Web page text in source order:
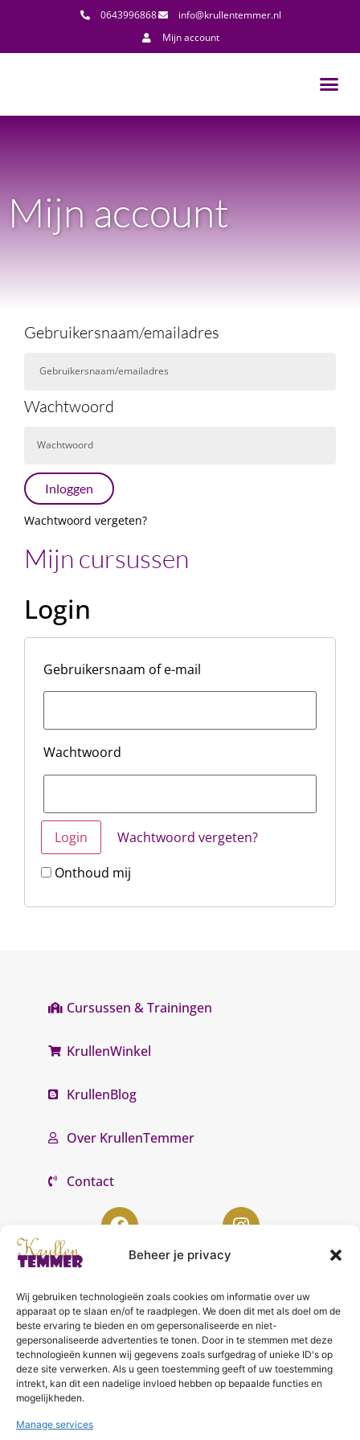
Beheer je privacy
Wij gebruiken technologieën zoals cookies om informatie over uw
apparaat op te slaan en/of te raadplegen. We doen dit met als doel om de
beste ervaring te bieden en om gepersonaliseerde en niet-
gepersonaliseerde advertenties te tonen. Door in te stemmen met deze
technologieën kunnen wij gegevens zoals surfgedrag of unieke ID's op
deze site verwerken. Als u geen toestemming geeft of uw toestemming
intrekt, kan dit een nadelige invloed hebben op bepaalde functies en
mogelijkheden.
Manage services
0643996868
info@krullentemmer.nl
Mijn account
Mijn account
Gebruikersnaam/emailadres
Wachtwoord
Inloggen
Wachtwoord vergeten?
Mijn cursussen
Login
Gebruikersnaam of e-mail
Wachtwoord
Wachtwoord vergeten?
Onthoud mij
Cursussen & Trainingen
KrullenWinkel
KrullenBlog
Over KrullenTemmer
Contact
KrullenTemmer Lelystad
Punter 10 02
8242 DC Lelystad
0643996868